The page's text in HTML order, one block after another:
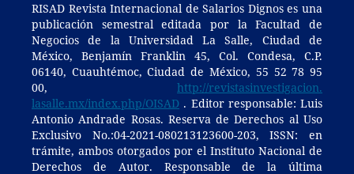
RISAD Revista Internacional de Salarios Dignos es una
publicación semestral editada por la Facultad de
Negocios de la Universidad La Salle, Ciudad de
México, Benjamín Franklin 45, Col. Condesa, C.P.
06140, Cuauhtémoc, Ciudad de México, 55 52 78 95
00,http://revistasinvestigacion.
lasalle.mx/index.php/OISAD. Editor responsable: Luis
Antonio Andrade Rosas. Reserva de Derechos al Uso
Exclusivo No.:04-2021-080213123600-203, ISSN: en
trámite, ambos otorgados por el Instituto Nacional de
Derechos de Autor. Responsable de la última